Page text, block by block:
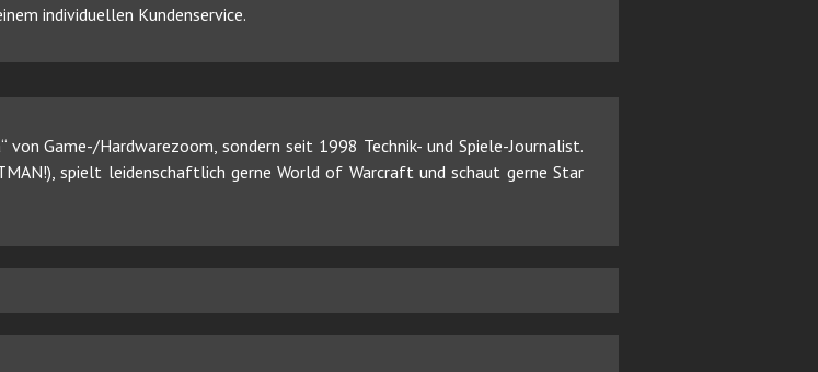
individuellen Kundenservice.
von Game-/Hardwarezoom, sondern seit 1998 Technik- und Spiele-Journalist.
spielt leidenschaftlich gerne World of Warcraft und schaut gerne Star